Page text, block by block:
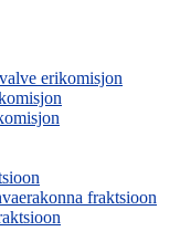
erikomisjon
fraktsioon